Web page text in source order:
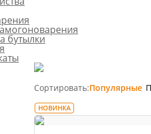
бутылки
Сортировать:Популярные
НОВИНКА